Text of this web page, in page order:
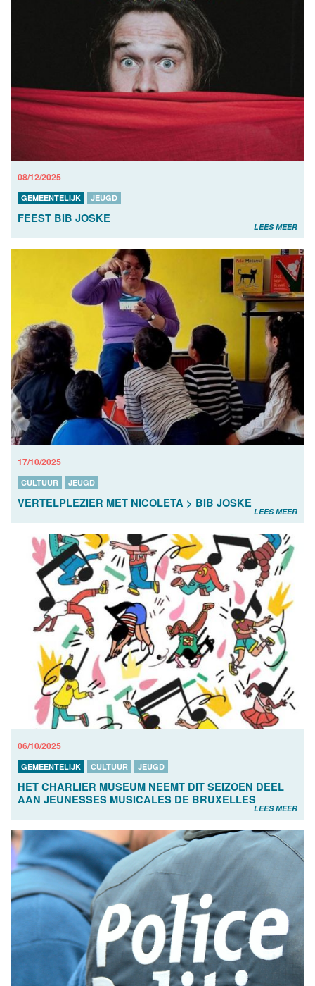
08/12/2025
GEMEENTELIJK JEUGD
FEEST BIB JOSKE
LEES MEER
17/10/2025
CULTUUR JEUGD
VERTELPLEZIER MET NICOLETA > BIB JOSKE
LEES MEER
06/10/2025
GEMEENTELIJK CULTUUR JEUGD
HET CHARLIER MUSEUM NEEMT DIT SEIZOEN DEEL
AAN JEUNESSES MUSICALES DE BRUXELLES
LEES MEER